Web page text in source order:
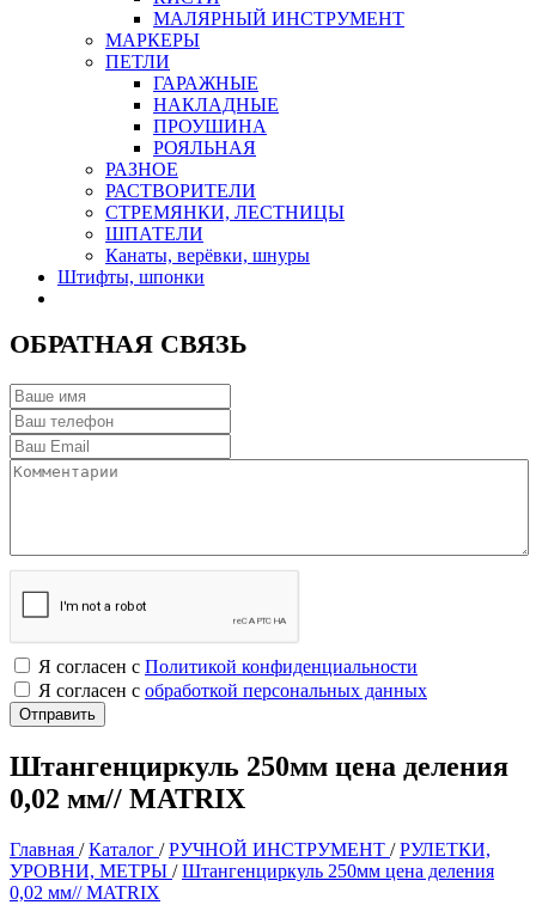
МАЛЯРНЫЙ ИНСТРУМЕНТ
МАРКЕРЫ
ПЕТЛИ
ГАРАЖНЫЕ
НАКЛАДНЫЕ
ПРОУШИНА
РОЯЛЬНАЯ
РАЗНОЕ
РАСТВОРИТЕЛИ
СТРЕМЯНКИ, ЛЕСТНИЦЫ
ШПАТЕЛИ
Канаты, верёвки, шнуры
Штифты, шпонки
ОБРАТНАЯ СВЯЗЬ
Я согласен с Политикой конфиденциальности
Я согласен с обработкой персональных данных
Штангенциркуль 250мм цена деления
0,02 мм// MATRIX
Главная /Каталог /РУЧНОЙ ИНСТРУМЕНТ /РУЛЕТКИ,
УРОВНИ, МЕТРЫ /Штангенциркуль 250мм цена деления
0,02 мм// MATRIX